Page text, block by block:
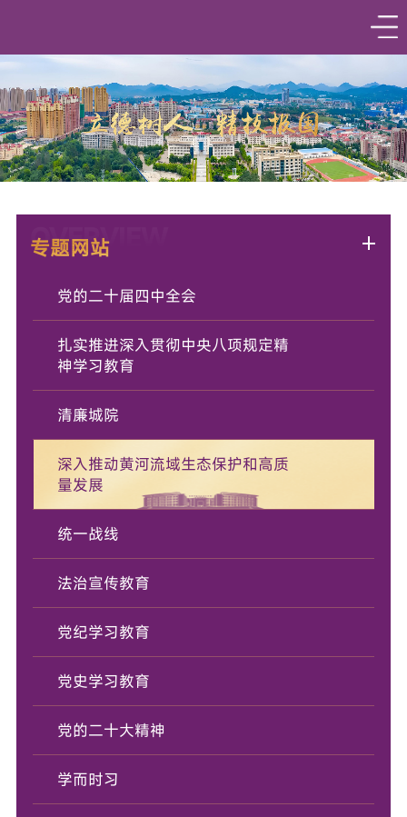
OVERVIEW
专题网站
党的二十届四中全会
扎实推进深入贯彻中央八项规定精
神学习教育
清廉城院
深入推动黄河流域生态保护和高质
量发展
统一战线
法治宣传教育
党纪学习教育
党史学习教育
党的二十大精神
学而时习